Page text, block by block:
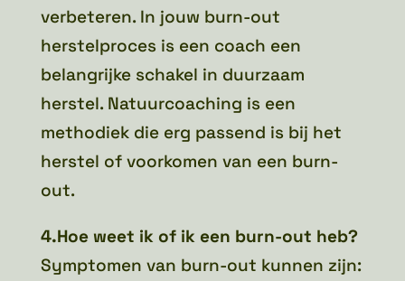
verbeteren. In jouw burn-out
herstelproces is een coach een
belangrijke schakel in duurzaam
herstel. Natuurcoaching is een
methodiek die erg passend is bij het
herstel of voorkomen van een burn-
out.
4.Hoe weet ik of ik een burn-out heb?
Symptomen van burn-out kunnen zijn: